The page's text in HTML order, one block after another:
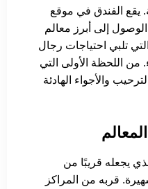
يقع الفندق في موقع
إلى أبرز معالم
التي تلبي احتياجات رجال
من اللحظة الأولى التي
والأجواء الهادئة
يجعله قريبًا من
قربه من المراكز